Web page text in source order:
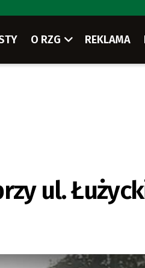
O RZG REKLAMA
ul.